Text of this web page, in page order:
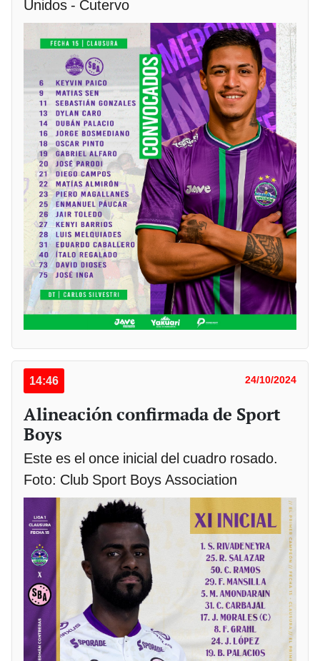
Unidos - Cutervo
14:46 24/10/2024
Alineación confirmada de Sport
Boys
Este es el once inicial del cuadro rosado.
Foto: Club Sport Boys Association